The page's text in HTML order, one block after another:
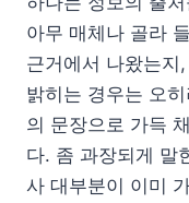
아무 매체나 골라
근거에서 나왔는지
밝히는 경우는 오
의 문장으로 가득
다. 좀 과장되게 말
사 대부분이 이미